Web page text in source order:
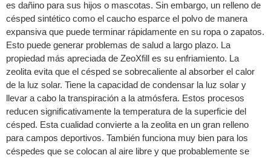
es dañino para sus hijos o mascotas. Sin embargo, un relleno de
césped sintético como el caucho esparce el polvo de manera
expansiva que puede terminar rápidamente en su ropa o zapatos.
Esto puede generar problemas de salud a largo plazo. La
propiedad más apreciada de ZeoXfill es su enfriamiento. La
zeolita evita que el césped se sobrecaliente al absorber el calor
de la luz solar. Tiene la capacidad de condensar la luz solar y
llevar a cabo la transpiración a la atmósfera. Estos procesos
reducen significativamente la temperatura de la superficie del
césped. Esta cualidad convierte a la zeolita en un gran relleno
para campos deportivos. También funciona muy bien para los
céspedes que se colocan al aire libre y que probablemente se